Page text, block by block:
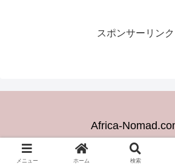
スポンサーリンク
Africa-
© 2024 Africa-
メニュー ホーム 検索